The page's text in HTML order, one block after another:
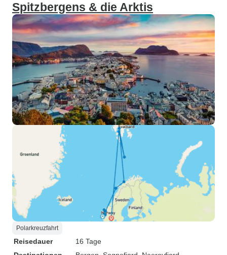
Spitzbergens & die Arktis
Polarkreuzfahrt
Reisedauer
16 Tage